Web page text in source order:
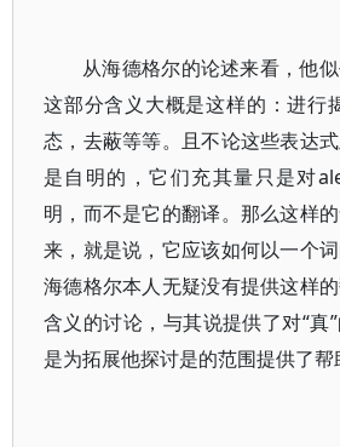
从海德格尔的论述来看，他
这部分含义大概是这样的：进行
态，去蔽等等。且不论这些表达
是自明的，它们充其量只是对
明，而不是它的翻译。那么这样
来，就是说，它应该如何以一个
海德格尔本人无疑没有提供这样
含义的讨论，与其说提供了对“真
是为拓展他探讨是的范围提供了帮